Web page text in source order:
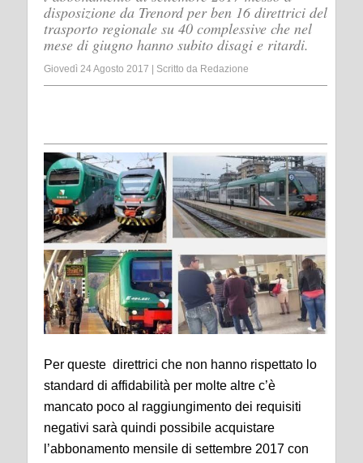
disposizione da Trenord per ben 16 direttrici del
trasporto regionale su 40 complessive che nel
mese di giugno hanno subito disagi e ritardi.
Giovedì 24 Agosto 2017 Scritto da Redazione
Per queste direttrici che non hanno rispettato lo
standard di affidabilità per molte altre c’è
mancato poco al raggiungimento dei requisiti
negativi sarà quindi possibile acquistare
l’abbonamento mensile di settembre 2017 con